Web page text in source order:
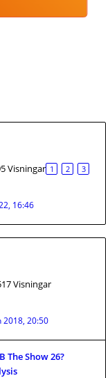
Visningar 1 2 3
16:46
Visningar
2018, 20:50
The Show 26?